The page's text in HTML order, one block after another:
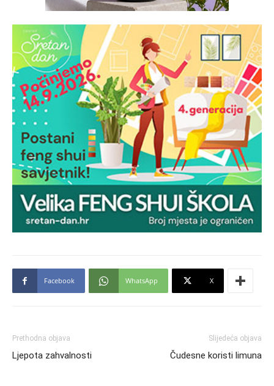
Facebook WhatsApp X
Prethodna objava
Ljepota zahvalnosti
Slijedeća objava
Čudesne koristi limuna